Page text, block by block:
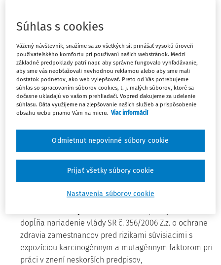
činnosti, ako aj o zmenách súvisiacich s posúdením a
schvaľovaním prevádzkových poriadkov na pracoviskách,
na ktorých sú zamestnanci pri práci exponovaní
karcinogénnym a mutagénnym faktorom.
Právne predpisy, ktoré nadobudli
V oblasti ochrany zdravia pri práci boli v r. 2020 pripravené
na základe európskych smerníc novelizácie dvoch
právnych predpisov, ktoré upravujú problematiku
karcinogénnym a mutagénnym faktorom pri práci:
dopĺňa nariadenie vlády SR č. 356/2006 Z.z. o ochrane
zdravia zamestnancov pred rizikami súvisiacimi s
expozíciou karcinogénnym a mutagénnym faktorom pri
práci v znení neskorších predpisov,
Súhlas s cookies
Vážený návštevník, snažíme sa zo všetkých síl prinášať vysokú úroveň
používateľského komfortu pri používaní našich webstránok. Medzi
základné predpoklady patrí napr. aby správne fungovalo vyhľadávanie,
aby sme vás neobťažovali nevhodnou reklamou alebo aby sme mali
dostatok podnetov, ako web vylepšovať. Preto od Vás potrebujeme
súhlas so spracovaním súborov cookies, t. j. malých súborov, ktoré sa
dočasne ukladajú vo vašom prehliadači. Vopred ďakujeme za udelenie
súhlasu. Dáta využijeme na zlepšovanie našich služieb a prispôsobenie
obsahu webu priamo Vám na mieru. Viac informácií
Nastavenia súborov cookie
Odmietnut nepovinné súbory cookie
Prijať všetky súbory cookie